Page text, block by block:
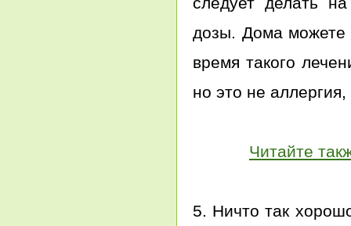
дозы. Дома можете
время такого
но это не
Читайте
5. Ничто так